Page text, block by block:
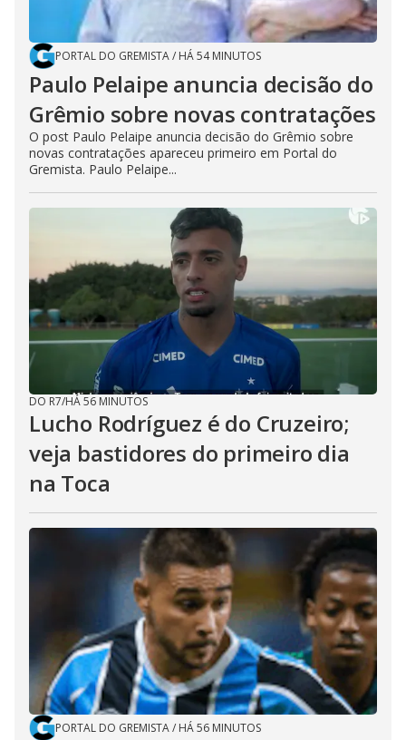
PORTAL DO GREMISTA/ HÁ 54 MINUTOS
Paulo Pelaipe anuncia decisão do
Grêmio sobre novas contratações
O post Paulo Pelaipe anuncia decisão do Grêmio sobre
novas contratações apareceu primeiro em Portal do
Gremista. Paulo Pelaipe...
DO R7/HÁ 56 MINUTOS
Lucho Rodríguez é do Cruzeiro;
veja bastidores do primeiro dia
na Toca
PORTAL DO GREMISTA/ HÁ 56 MINUTOS